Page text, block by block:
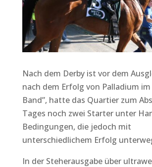
Nach dem Derby ist vor dem
nach dem Erfolg von Palladium im
Band”, hatte das Quartier zum
Tages noch zwei Starter unter
Bedingungen, die jedoch mit
unterschiedlichem Erfolg
In der Steherausgabe über